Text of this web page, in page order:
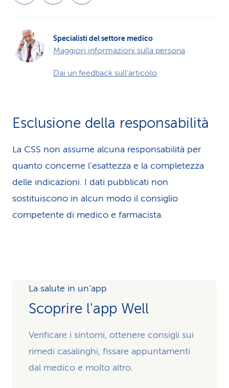
Specialisti del settore medico
Maggiori informazioni sulla persona
Dai un feedback sull'articolo
Esclusione della responsabilità
La CSS non assume alcuna re­spons­abilità per
quanto concerne l'esattezza e la completezza
delle indicazioni. I dati pubblicati non
sostituiscono in alcun modo il consiglio
competente di medico e farmacista.
La salute in un’app
Scoprire l'app Well
Verificare i sintomi, ottenere consigli sui
rimedi casalinghi, fissare appuntamenti
dal medico e molto altro.